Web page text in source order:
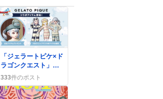
「ジェラートピケ×ド
ラゴンクエスト」コ
ラボが発売、即完売
333件のポスト